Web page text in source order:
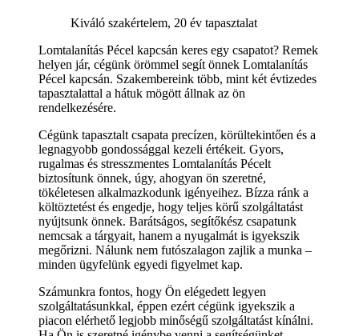
Kiváló szakértelem, 20 év tapasztalat
Lomtalanítás Pécel kapcsán keres egy csapatot? Remek
helyen jár, cégünk örömmel segít önnek Lomtalanítás
Pécel kapcsán. Szakembereink több, mint két évtizedes
tapasztalattal a hátuk mögött állnak az ön
rendelkezésére.
Cégünk tapasztalt csapata precízen, körültekintően és a
legnagyobb gondossággal kezeli értékeit. Gyors,
rugalmas és stresszmentes Lomtalanítás Pécelt
biztosítunk önnek, úgy, ahogyan ön szeretné,
tökéletesen alkalmazkodunk igényeihez. Bízza ránk a
költöztetést és engedje, hogy teljes körű szolgáltatást
nyújtsunk önnek. Barátságos, segítőkész csapatunk
nemcsak a tárgyait, hanem a nyugalmát is igyekszik
megőrizni. Nálunk nem futószalagon zajlik a munka –
minden ügyfelünk egyedi figyelmet kap.
Számunkra fontos, hogy Ön elégedett legyen
szolgáltatásunkkal, éppen ezért cégünk igyekszik a
piacon elérhető legjobb minőségű szolgáltatást kínálni.